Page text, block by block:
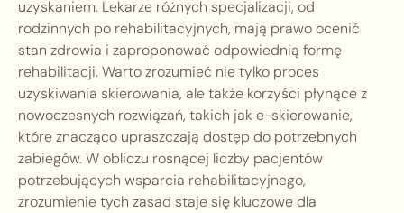
uzyskaniem. Lekarze różnych specjalizacji, od
rodzinnych po rehabilitacyjnych, mają prawo ocenić
stan zdrowia i zaproponować odpowiednią formę
rehabilitacji. Warto zrozumieć nie tylko proces
uzyskiwania skierowania, ale także korzyści płynące z
nowoczesnych rozwiązań, takich jak e-skierowanie,
które znacząco upraszczają dostęp do potrzebnych
zabiegów. W obliczu rosnącej liczby pacjentów
potrzebujących wsparcia rehabilitacyjnego,
zrozumienie tych zasad staje się kluczowe dla